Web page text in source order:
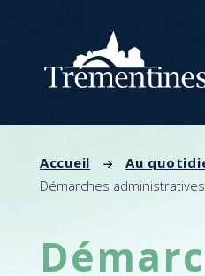
Accueil
Au
Démarches administratives